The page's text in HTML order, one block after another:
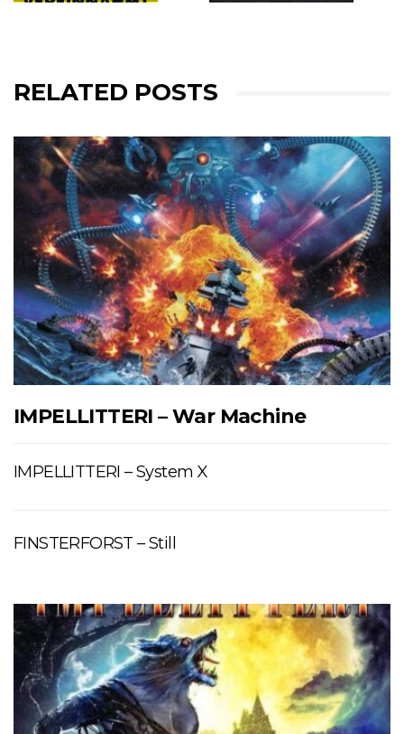
RELATED POSTS
IMPELLITTERI – War Machine
IMPELLITTERI – System X
FINSTERFORST – Still